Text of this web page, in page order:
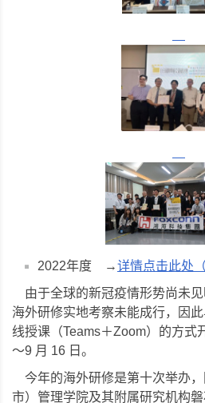
2022年度 →详情点击此处
由于全球的新冠疫情形势尚未
海外研修实地考察未能成行，因
线授课（Teams＋Zoom）的方式
～9 月 16 日。
今年的海外研修是第十次举办
市）管理学院及其附属研究机构